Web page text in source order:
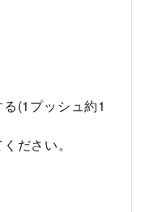
(1プッシュ約1
ださい。